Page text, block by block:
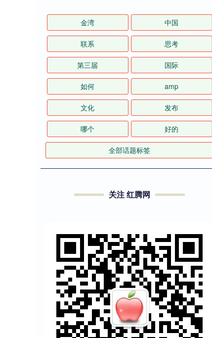
金湾 中国
联系 思考
第三届 国际
如何 amp
文化 发布
哪个 好的
全部话题标签
关注 红腾网